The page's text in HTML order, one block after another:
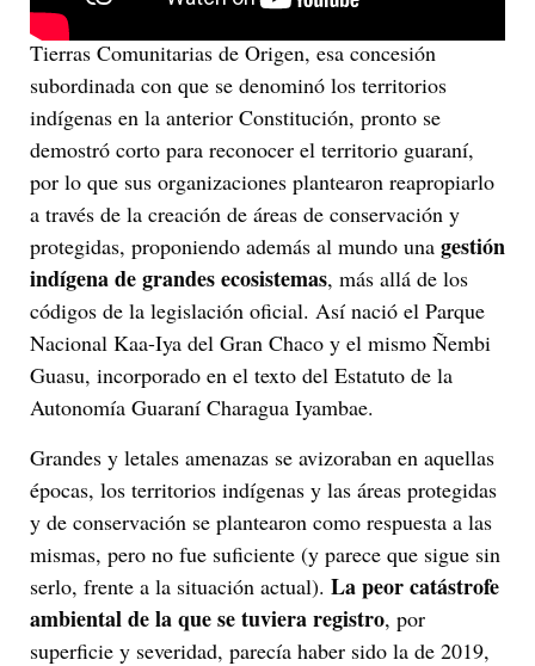
El proceso de saneamiento y titulación de las “TCO”-
Tierras Comunitarias de Origen, esa concesión
subordinada con que se denominó los territorios
indígenas en la anterior Constitución, pronto se
demostró corto para reconocer el territorio guaraní,
por lo que sus organizaciones plantearon reapropiarlo
a través de la creación de áreas de conservación y
protegidas, proponiendo además al mundo una gestión
indígena de grandes ecosistemas, más allá de los
códigos de la legislación oficial. Así nació el Parque
Nacional Kaa-Iya del Gran Chaco y el mismo Ñembi
Guasu, incorporado en el texto del Estatuto de la
Autonomía Guaraní Charagua Iyambae.
Grandes y letales amenazas se avizoraban en aquellas
épocas, los territorios indígenas y las áreas protegidas
y de conservación se plantearon como respuesta a las
mismas, pero no fue suficiente (y parece que sigue sin
serlo, frente a la situación actual). La peor catástrofe
ambiental de la que se tuviera registro, por
superficie y severidad, parecía haber sido la de 2019,